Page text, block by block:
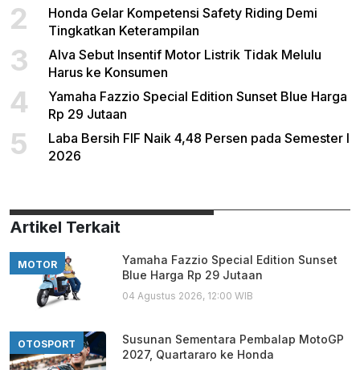
2
Honda Gelar Kompetensi Safety Riding Demi
Tingkatkan Keterampilan
3
Alva Sebut Insentif Motor Listrik Tidak Melulu
Harus ke Konsumen
4
Yamaha Fazzio Special Edition Sunset Blue Harga
Rp 29 Jutaan
5
Laba Bersih FIF Naik 4,48 Persen pada Semester I
2026
Artikel Terkait
MOTOR
Yamaha Fazzio Special Edition Sunset
Blue Harga Rp 29 Jutaan
04 Agustus 2026, 12:00 WIB
OTOSPORT
Susunan Sementara Pembalap MotoGP
2027, Quartararo ke Honda